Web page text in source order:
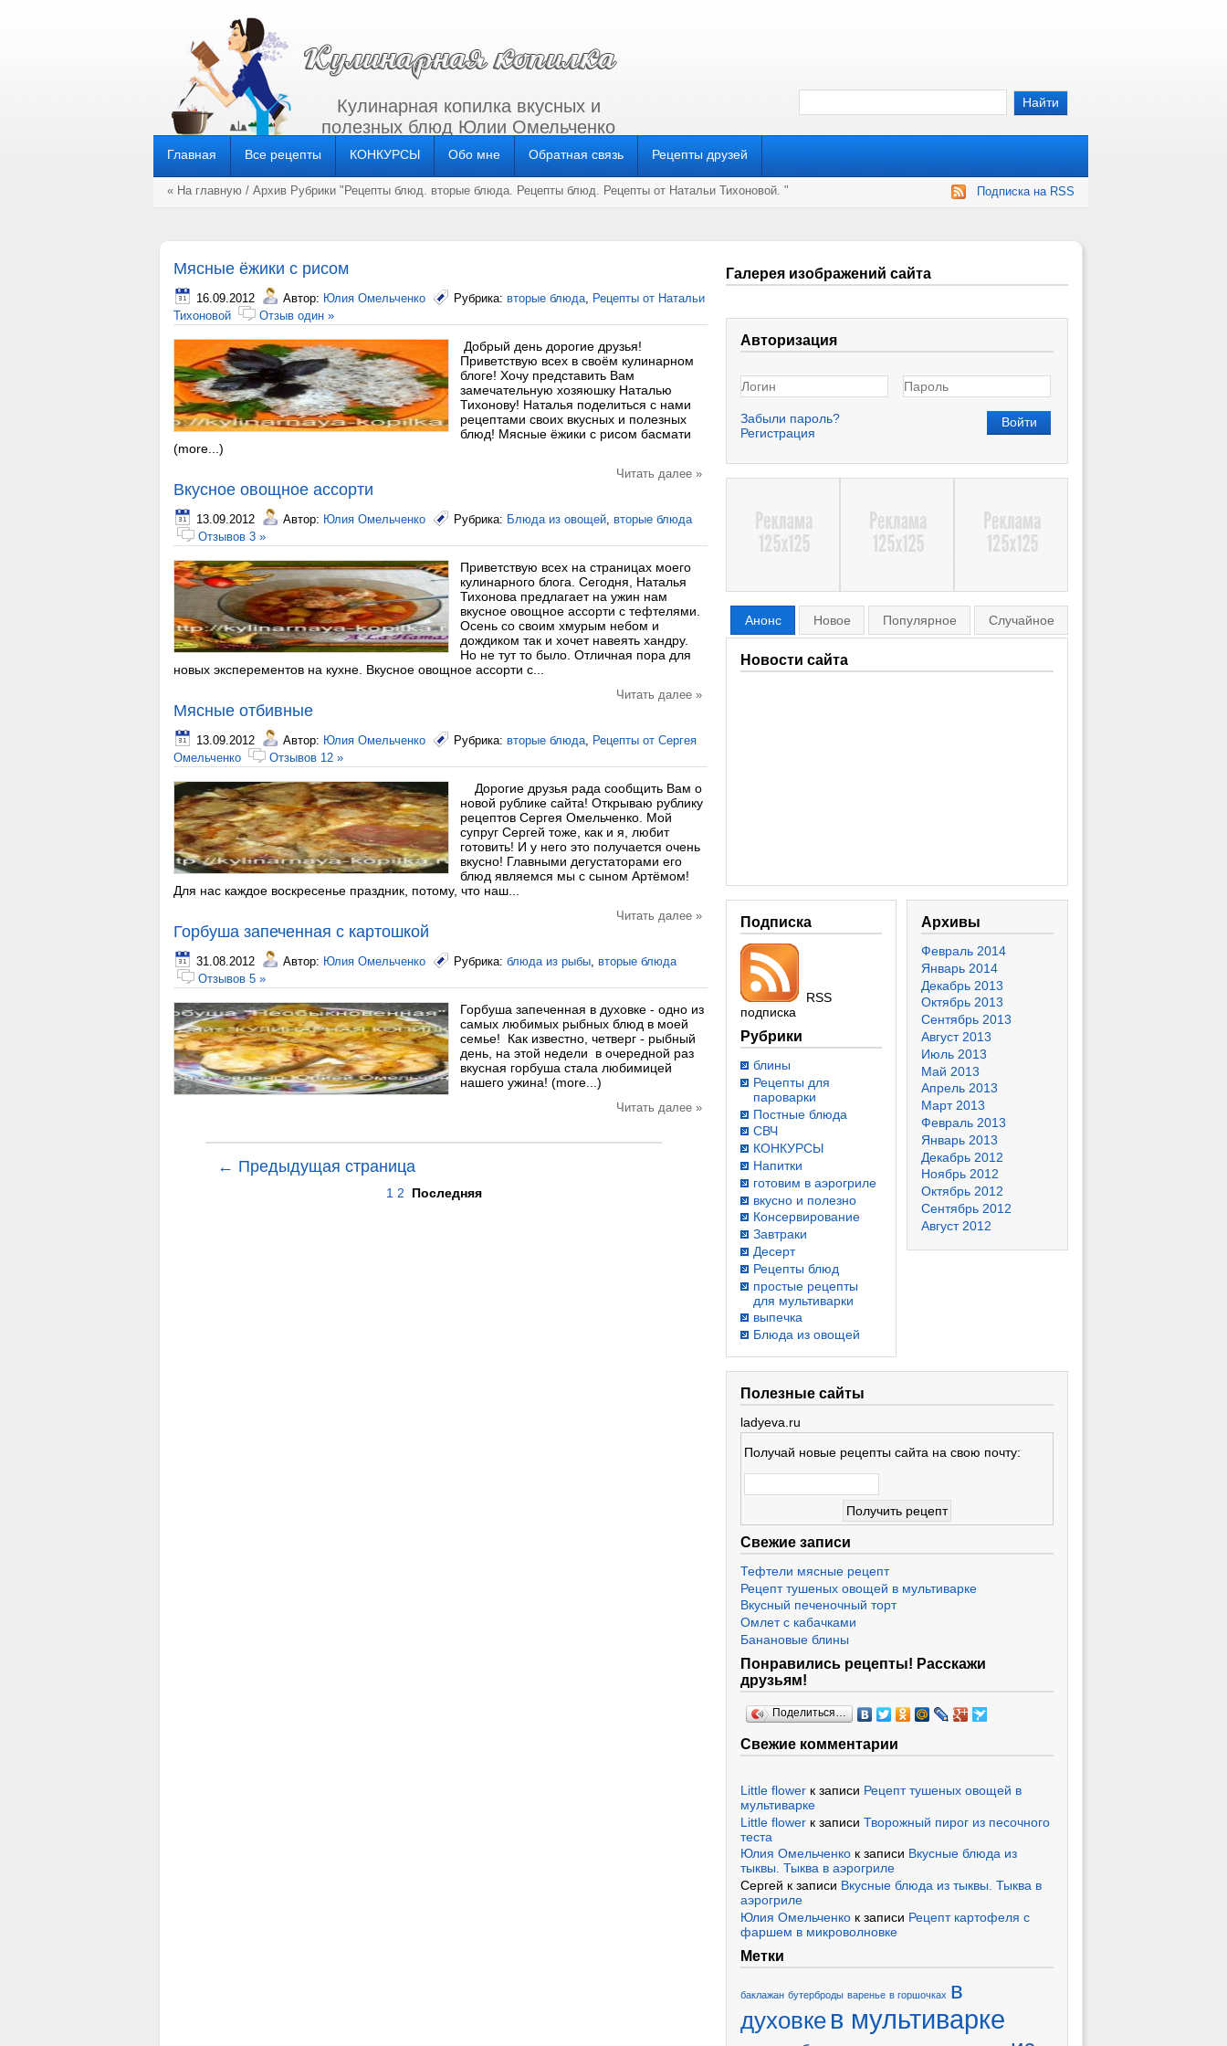
Кулинарная копилка вкусных и
полезных блюд Юлии Омельченко
Главная Все рецепты КОНКУРСЫ Обо мне Обратная связь Рецепты друзей
« На главную / Архив Рубрики " Рецепты блюд. вторые блюда. Рецепты блюд. Рецепты от Натальи Тихоновой. " Подписка на RSS
Мясные ёжики с рисом
16.09.2012 Автор: Юлия Омельченко Рубрика: вторые блюда, Рецепты от Натальи
Тихоновой
Отзыв один »
Добрый день дорогие друзья!
Приветствую всех в своём кулинарном
блоге! Хочу представить Вам
замечательную хозяюшку Наталью
Тихонову! Наталья поделиться с нами
рецептами своих вкусных и полезных
блюд! Мясные ёжики с рисом басмати
(more...)
Читать далее »
Вкусное овощное ассорти
13.09.2012 Автор: Юлия Омельченко Рубрика: Блюда из овощей, вторые блюда
Отзывов 3 »
Приветствую всех на страницах моего
кулинарного блога. Сегодня, Наталья
Тихонова предлагает на ужин нам
вкусное овощное ассорти с тефтелями.
Осень со своим хмурым небом и
дождиком так и хочет навеять хандру.
Но не тут то было. Отличная пора для
новых эксперементов на кухне. Вкусное овощное ассорти с...
Читать далее »
Мясные отбивные
13.09.2012 Автор: Юлия Омельченко Рубрика: вторые блюда, Рецепты от Сергея
Омельченко
Отзывов 12 »
Дорогие друзья рада сообщить Вам о
новой рублике сайта! Открываю рублику
рецептов Сергея Омельченко. Мой
супруг Сергей тоже, как и я, любит
готовить! И у него это получается очень
вкусно! Главными дегустаторами его
блюд являемся мы с сыном Артёмом!
Для нас каждое воскресенье праздник, потому, что наш...
Читать далее »
Горбуша запеченная с картошкой
31.08.2012 Автор: Юлия Омельченко Рубрика: блюда из рыбы, вторые блюда
Отзывов 5 »
Горбуша запеченная в духовке - одно из
самых любимых рыбных блюд в моей
семье! Как известно, четверг - рыбный
день, на этой недели в очередной раз
вкусная горбуша стала любимицей
нашего ужина! (more...)
Читать далее »
← Предыдущая страница
1 2 Последняя
Галерея изображений сайта
Авторизация
Забыли пароль?
Регистрация
Анонс Новое Популярное Случайное
Новости сайта
Подписка
RSS
подписка
Рубрики
блины
Рецепты для
пароварки
Постные блюда
СВЧ
КОНКУРСЫ
Напитки
готовим в аэрогриле
вкусно и полезно
Консервирование
Завтраки
Десерт
Рецепты блюд
простые рецепты
для мультиварки
выпечка
Блюда из овощей
Архивы
Февраль 2014
Январь 2014
Декабрь 2013
Октябрь 2013
Сентябрь 2013
Август 2013
Июль 2013
Май 2013
Апрель 2013
Март 2013
Февраль 2013
Январь 2013
Декабрь 2012
Ноябрь 2012
Октябрь 2012
Сентябрь 2012
Август 2012
Полезные сайты
ladyeva.ru
Получай новые рецепты сайта на свою почту:
Свежие записи
Тефтели мясные рецепт
Рецепт тушеных овощей в мультиварке
Вкусный печеночный торт
Омлет с кабачками
Банановые блины
Понравились рецепты! Расскажи
друзьям!
Поделиться…
Свежие комментарии
Little flower к записи Рецепт тушеных овощей в
мультиварке
Little flower к записи Творожный пирог из песочного
теста
Юлия Омельченко к записи Вкусные блюда из
тыквы. Тыква в аэрогриле
Сергей к записи Вкусные блюда из тыквы. Тыква в
аэрогриле
Юлия Омельченко к записи Рецепт картофеля с
фаршем в микроволновке
Метки
баклажан бутерброды варенье в горшочках в
духовке в мультиварке